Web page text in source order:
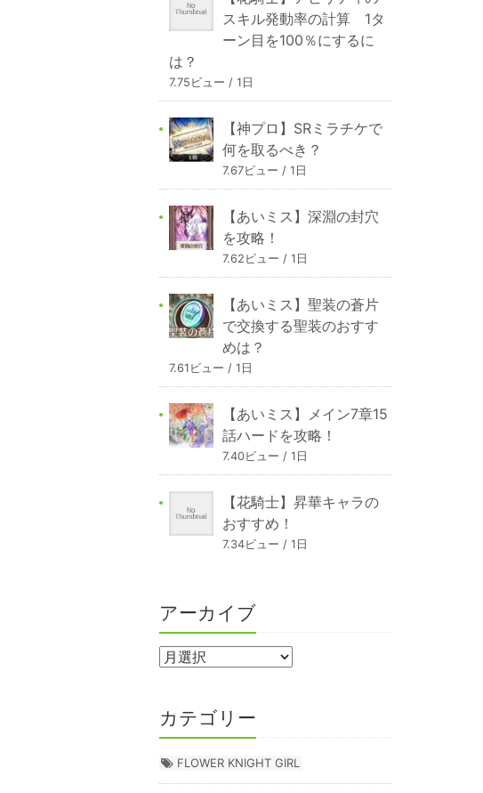
スキル発動率の計算 1タ
ーン目を100％にするに
は？
7.75ビュー / 1日
【神プロ】SRミラチケで
何を取るべき？
7.67ビュー / 1日
【あいミス】深淵の封穴
を攻略！
7.62ビュー / 1日
【あいミス】聖装の蒼片
で交換する聖装のおすす
めは？
7.61ビュー / 1日
【あいミス】メイン7章15
話ハードを攻略！
7.40ビュー / 1日
【花騎士】昇華キャラの
おすすめ！
7.34ビュー / 1日
アーカイブ
カテゴリー
FLOWER KNIGHT GIRL